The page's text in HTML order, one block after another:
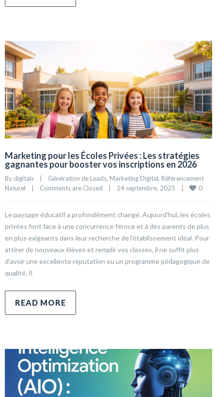
Marketing pour les Écoles Privées : Les stratégies
gagnantes pour booster vos inscriptions en 2026
By digitals Génération de Leads, Marketing Digital, Référencement
Naturel
Comments are Closed 24 septembre, 2025 0
Le paysage éducatif a profondément changé. Aujourd’hui, les écoles
privées font face à une concurrence féroce et à des parents de plus
en plus exigeants dans leur recherche de l’établissement idéal. Pour
attirer de nouveaux élèves et remplir vos classes, il ne suffit plus
d’avoir une excellente réputation ou un programme pédagogique de
qualité. Il
READ MORE